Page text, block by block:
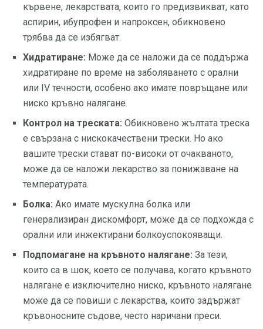
кървене, лекарствата, които го предизвикват, като
аспирин, ибупрофен и напроксен, обикновено
трябва да се избягват.
Хидратиране: Може да се наложи да се поддържа
хидратиране по време на заболяването с орални
или IV течности, особено ако имате повръщане или
ниско кръвно налягане.
Контрол на треската: Обикновено жълтата треска
е свързана с нискокачествени трески. Но ако
вашите трески стават по-високи от очакваното,
може да се наложи лекарство за понижаване на
температурата.
Болка: Ако имате мускулна болка или
генерализиран дискомфорт, може да се подхожда с
орални или инжектирани болкоуспокояващи.
Подпомагане на кръвното налягане: За тези,
които са в шок, което се получава, когато кръвното
налягане е изключително ниско, кръвното налягане
може да се повиши с лекарства, които задържат
кръвоносните съдове, често наричани преси.